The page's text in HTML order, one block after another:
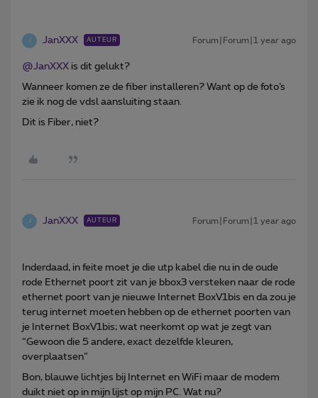
J JanXXX AUTEUR Forum|Forum|1 year ago
@JanXXX is dit gelukt?
Wanneer komen ze de fiber installeren? Want op de foto’s
zie ik nog de vdsl aansluiting staan.
Dit is Fiber, niet?
J JanXXX AUTEUR Forum|Forum|1 year ago
Inderdaad, in feite moet je die utp kabel die nu in de oude
rode Ethernet poort zit van je bbox3 versteken naar de rode
ethernet poort van je nieuwe Internet BoxV1bis en da zou je
terug internet moeten hebben op de ethernet poorten van
je Internet BoxV1bis; wat neerkomt op wat je zegt van
“Gewoon die 5 andere, exact dezelfde kleuren,
overplaatsen”
Bon, blauwe lichtjes bij Internet en WiFi maar de modem
duikt niet op in mijn lijst op mijn PC. Wat nu?